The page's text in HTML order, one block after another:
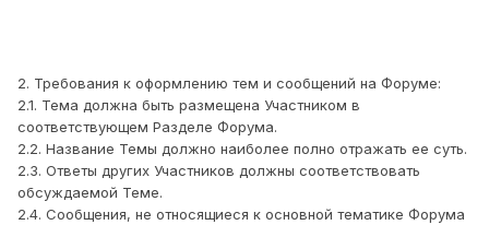
2. Требования к оформлению тем и сообщений на Форуме:
2.1. Тема должна быть размещена Участником в
соответствующем Разделе Форума.
2.2. Название Темы должно наиболее полно отражать ее суть.
2.3. Ответы других Участников должны соответствовать
обсуждаемой Теме.
2.4. Сообщения, не относящиеся к основной тематике Форума